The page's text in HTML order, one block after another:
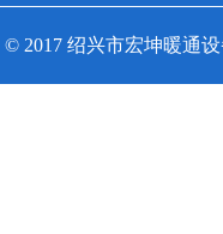
© 2017 绍兴市宏坤暖通